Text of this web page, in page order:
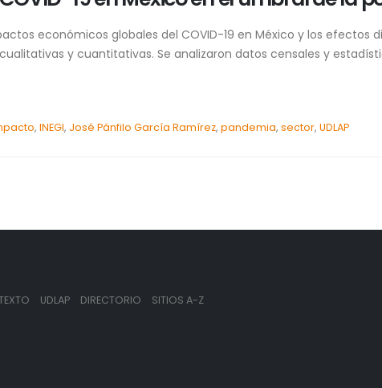
económicos globales del COVID-19 en México y los efectos
y cuantitativas. Se analizaron datos censales y
, INEGI, José Pánfilo García Ramírez, pandemia, sector, UDLAP
UDLAP DIRECTORIO SITIOS A-Z